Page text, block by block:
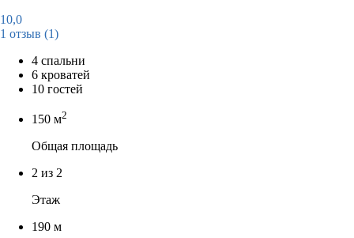
10,0
1 отзыв (1)
4 спальни
6 кроватей
10 гостей
150 м2
Общая площадь
2 из 2
Этаж
190 м